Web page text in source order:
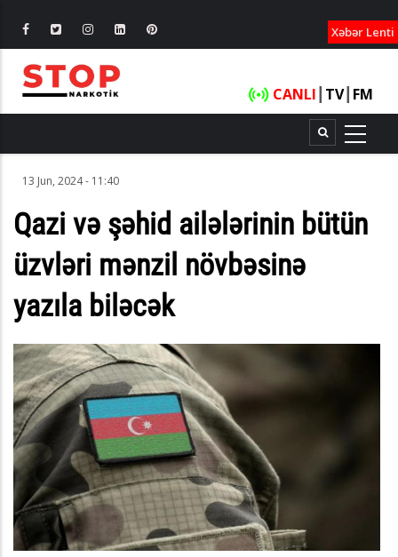
Xəbər Lenti
CANLI TV┃ FM
13 Jun, 2024 - 11:40
Qazi və şəhid ailələrinin bütün
üzvləri mənzil növbəsinə
yazıla biləcək